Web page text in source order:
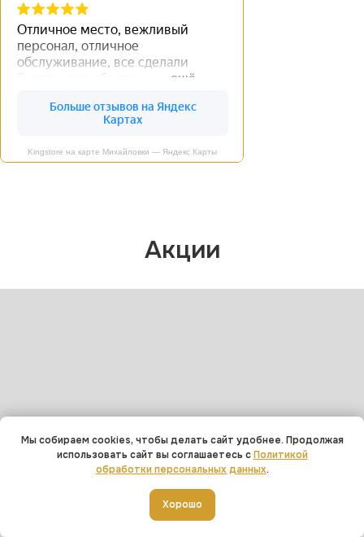
Мы собираем cookies, чтобы делать сайт удобнее. Продолжая
использовать сайт вы соглашаетесь сПолитикой
обработки персональных данных.
Хорошо
Добавить в корзину
Kingstore на карте Михайловки — Яндекс Карты
Акции